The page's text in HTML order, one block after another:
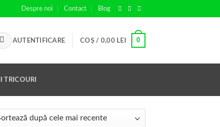
Despre noi Contact Blog
AUTENTIFICARE COȘ / 0,00 LEI 0
TRICOURI